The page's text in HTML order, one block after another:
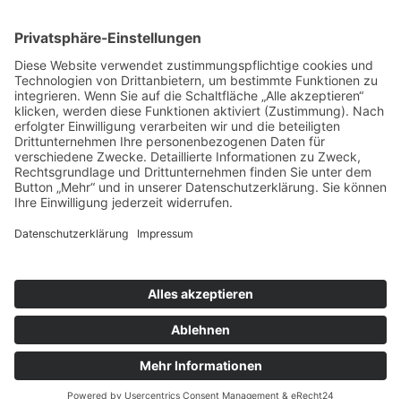
Steueranwalt Christoph Hussy
Am Markt 3
31224 Peine
Kontaktdaten
Telefon: +49 (0) 5171 5059585
Mo – Fr: 09:00 – 13:00 Uhr
Copyright 2026 Steueranwalt Christpoh Hussy | Alle